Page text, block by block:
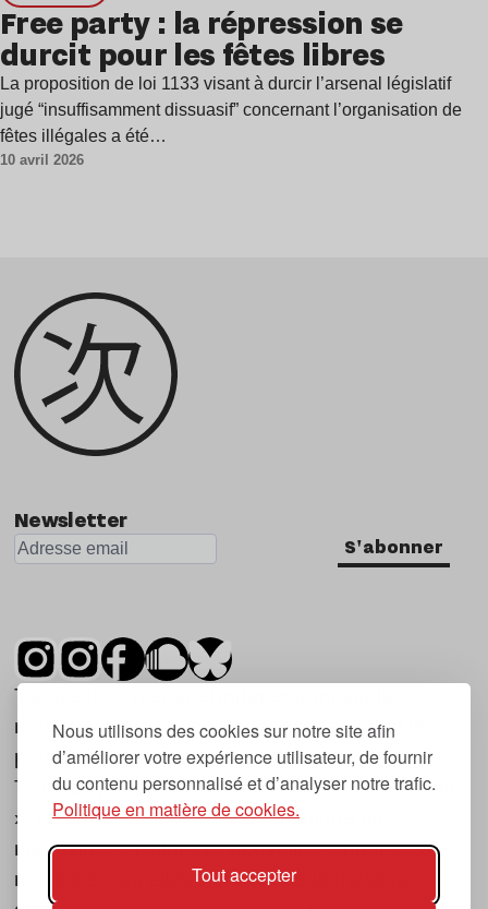
Nous utilisons des cookies sur notre site afin
d’améliorer votre expérience utilisateur, de fournir
du contenu personnalisé et d’analyser notre trafic.
Politique en matière de cookies.
Tout accepter
Free party : la répression se
durcit pour les fêtes libres
La proposition de loi 1133 visant à durcir l’arsenal législatif
jugé “insuffisamment dissuasif” concernant l’organisation de
fêtes illégales a été…
10 avril 2026
Newsletter
S'abonner
Tsugi est un mensuel indépendant sur la
musique et les nouvelles tendances, dont la
première parution date de 2007.
Tsugi en japonais signifie « prochain », « suivant
», ce qui correspond à la thématique du
magazine, à l’affût des nouvelles tendances
musicales, qu’elles viennent de la musique